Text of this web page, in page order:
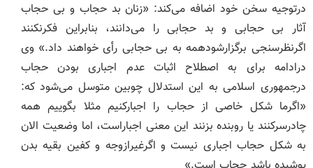
درتوجیه سخن خود اضافه می‌کند: «زنان بد حجاب و بی حجاب
آثار بی حجابی و بد حجابی را می‌دانند، بنابراین فکرنکنند
اگرنظرسنجی برگزارشودهمه به بی حجابی رأی خواهند داد.» وی
درادامه برای به اصطلاح اثبات عدم اجباری بودن حجاب
درجمهوری اسلامی به این استدلال چوبین متوسل می‌شود که:
«اگرما شکل خاصی از حجاب را اجبارکنیم مثلا بگوییم همه
چادرسرکنند یا روبنده بزنند این معنی اجباراست، اما وضعیت الان
به شکل حجاب اجباری نیست و اگرغیرازوجه و کفین بقیه بدن